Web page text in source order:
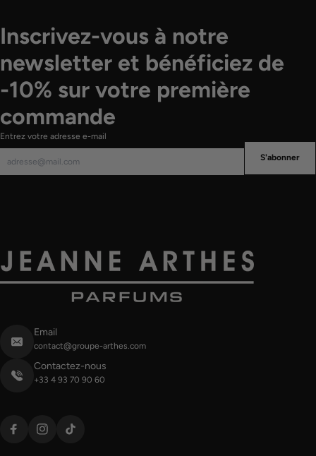
Inscrivez-vous à notre
newsletter et bénéficiez de
-10% sur votre première
commande
Entrez votre adresse e-mail
S'abonner
Email
contact@groupe-arthes.com
Contactez-nous
+33 4 93 70 90 60